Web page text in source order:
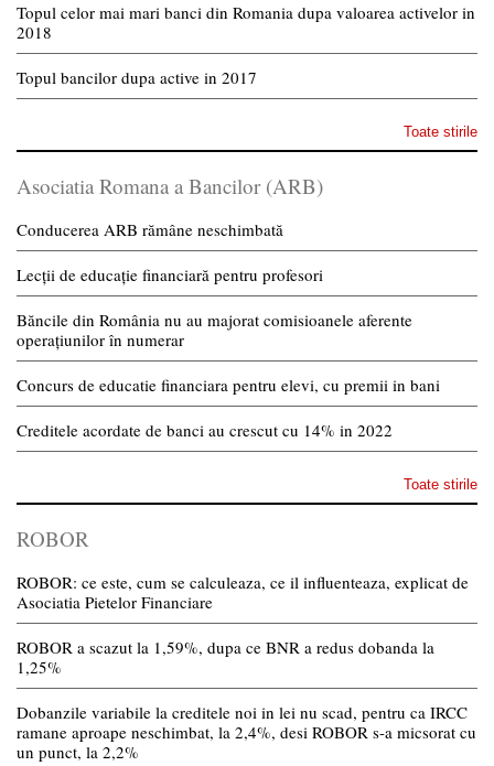
Topul celor mai mari banci din Romania dupa valoarea activelor in
2018
Topul bancilor dupa active in 2017
Toate stirile
Asociatia Romana a Bancilor (ARB)
Conducerea ARB rămâne neschimbată
Lecții de educație financiară pentru profesori
Băncile din România nu au majorat comisioanele aferente
operațiunilor în numerar
Concurs de educatie financiara pentru elevi, cu premii in bani
Creditele acordate de banci au crescut cu 14% in 2022
Toate stirile
ROBOR
ROBOR: ce este, cum se calculeaza, ce il influenteaza, explicat de
Asociatia Pietelor Financiare
ROBOR a scazut la 1,59%, dupa ce BNR a redus dobanda la
1,25%
Dobanzile variabile la creditele noi in lei nu scad, pentru ca IRCC
ramane aproape neschimbat, la 2,4%, desi ROBOR s-a micsorat cu
un punct, la 2,2%